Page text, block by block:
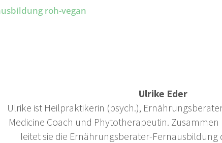
Ulrike Eder
Ulrike ist Heilpraktikerin (psych.),
Medicine Coach und Phytotherapeutin.
leitet sie die Ernährungsberater-Fernausbildung